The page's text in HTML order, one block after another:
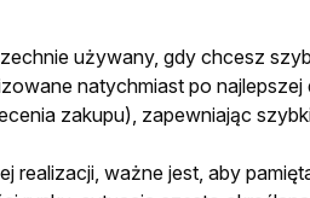
używany, gdy chcesz
natychmiast po
zakupu), zapewniając
realizacji, ważne jest, aby